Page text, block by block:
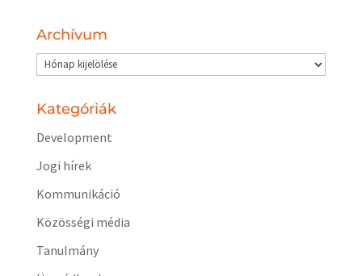
Archívum
Archívum
Kategóriák
Development
Jogi hírek
Kommunikáció
Közösségi média
Tanulmány